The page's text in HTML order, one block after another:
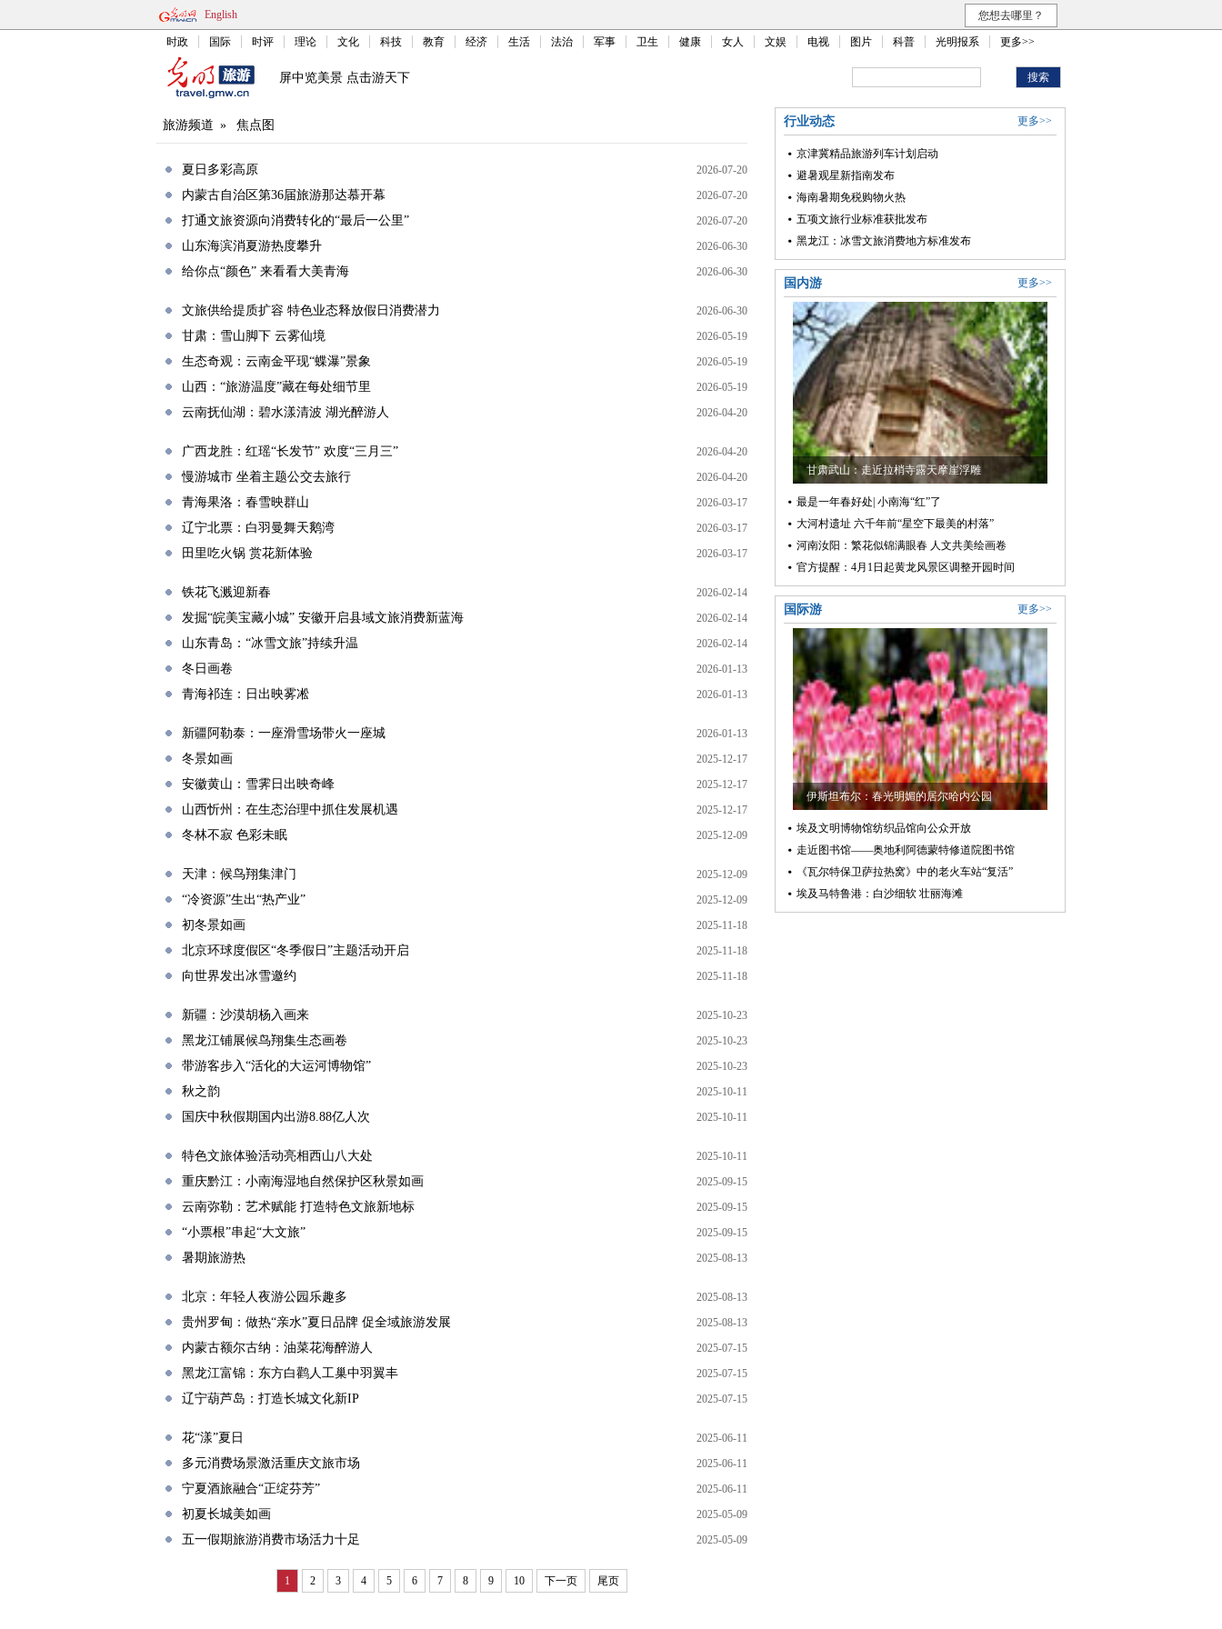
English 您想去哪里？
时政 国际 时评 理论 文化 科技 教育 经济 生活 法治 军事 卫生 健康 女人 文娱 电视 图片 科普 光明报系 更多>>
屏中览美景 点击游天下
旅游频道 » 焦点图
夏日多彩高原 2026-07-20
内蒙古自治区第36届旅游那达慕开幕 2026-07-20
打通文旅资源向消费转化的“最后一公里” 2026-07-20
山东海滨消夏游热度攀升 2026-06-30
给你点“颜色” 来看看大美青海 2026-06-30
文旅供给提质扩容 特色业态释放假日消费潜力 2026-06-30
甘肃：雪山脚下 云雾仙境 2026-05-19
生态奇观：云南金平现“蝶瀑”景象 2026-05-19
山西：“旅游温度”藏在每处细节里 2026-05-19
云南抚仙湖：碧水漾清波 湖光醉游人 2026-04-20
广西龙胜：红瑶“长发节” 欢度“三月三” 2026-04-20
慢游城市 坐着主题公交去旅行 2026-04-20
青海果洛：春雪映群山 2026-03-17
辽宁北票：白羽曼舞天鹅湾 2026-03-17
田里吃火锅 赏花新体验 2026-03-17
铁花飞溅迎新春 2026-02-14
发掘“皖美宝藏小城” 安徽开启县域文旅消费新蓝海 2026-02-14
山东青岛：“冰雪文旅”持续升温 2026-02-14
冬日画卷 2026-01-13
青海祁连：日出映雾凇 2026-01-13
新疆阿勒泰：一座滑雪场带火一座城 2026-01-13
冬景如画 2025-12-17
安徽黄山：雪霁日出映奇峰 2025-12-17
山西忻州：在生态治理中抓住发展机遇 2025-12-17
冬林不寂 色彩未眠 2025-12-09
天津：候鸟翔集津门 2025-12-09
“冷资源”生出“热产业” 2025-12-09
初冬景如画 2025-11-18
北京环球度假区“冬季假日”主题活动开启 2025-11-18
向世界发出冰雪邀约 2025-11-18
新疆：沙漠胡杨入画来 2025-10-23
黑龙江铺展候鸟翔集生态画卷 2025-10-23
带游客步入“活化的大运河博物馆” 2025-10-23
秋之韵 2025-10-11
国庆中秋假期国内出游8.88亿人次 2025-10-11
特色文旅体验活动亮相西山八大处 2025-10-11
重庆黔江：小南海湿地自然保护区秋景如画 2025-09-15
云南弥勒：艺术赋能 打造特色文旅新地标 2025-09-15
“小票根”串起“大文旅” 2025-09-15
暑期旅游热 2025-08-13
北京：年轻人夜游公园乐趣多 2025-08-13
贵州罗甸：做热“亲水”夏日品牌 促全域旅游发展 2025-08-13
内蒙古额尔古纳：油菜花海醉游人 2025-07-15
黑龙江富锦：东方白鹳人工巢中羽翼丰 2025-07-15
辽宁葫芦岛：打造长城文化新IP 2025-07-15
花“漾”夏日 2025-06-11
多元消费场景激活重庆文旅市场 2025-06-11
宁夏酒旅融合“正绽芬芳” 2025-06-11
初夏长城美如画 2025-05-09
五一假期旅游消费市场活力十足 2025-05-09
1 2 3 4 5 6 7 8 9 10 下一页 尾页
行业动态 更多>>
京津冀精品旅游列车计划启动
避暑观星新指南发布
海南暑期免税购物火热
五项文旅行业标准获批发布
黑龙江：冰雪文旅消费地方标准发布
国内游 更多>>
甘肃武山：走近拉梢寺露天摩崖浮雕
最是一年春好处| 小南海“红”了
大河村遗址 六千年前“星空下最美的村落”
河南汝阳：繁花似锦满眼春 人文共美绘画卷
官方提醒：4月1日起黄龙风景区调整开园时间
国际游 更多>>
伊斯坦布尔：春光明媚的居尔哈内公园
埃及文明博物馆纺织品馆向公众开放
走近图书馆——奥地利阿德蒙特修道院图书馆
《瓦尔特保卫萨拉热窝》中的老火车站“复活”
埃及马特鲁港：白沙细软 壮丽海滩